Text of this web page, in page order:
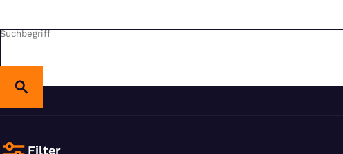
Suchbegriff
Filter